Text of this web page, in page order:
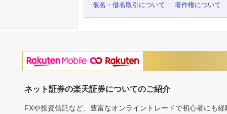
仮名・借名取引について
著作権について
ネット証券の楽天証券についてのご紹介
FXや投資信託など、豊富なオンライントレードで初心者にも